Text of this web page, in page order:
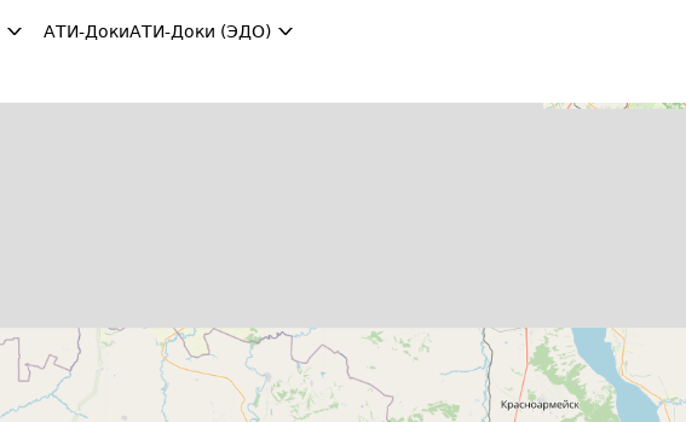
АТИ-ДокиАТИ-Доки (ЭДО)